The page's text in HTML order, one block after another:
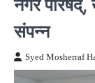
संपन्न
Syed Mosherraf